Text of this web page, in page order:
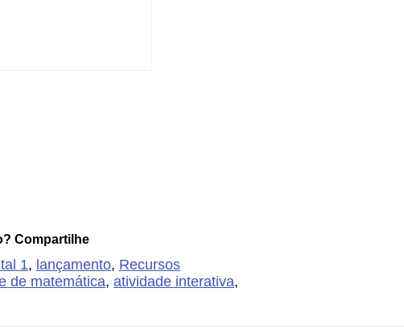
Compartilhe
1, lançamento, Recursos
de matemática, atividade interativa,